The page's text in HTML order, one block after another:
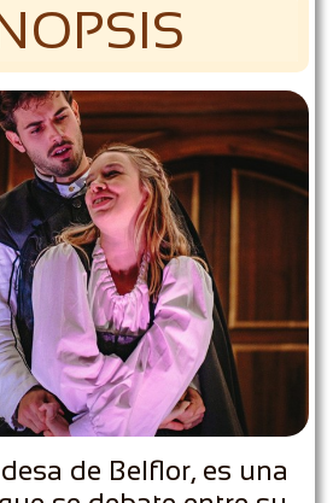
de Belflor, es una